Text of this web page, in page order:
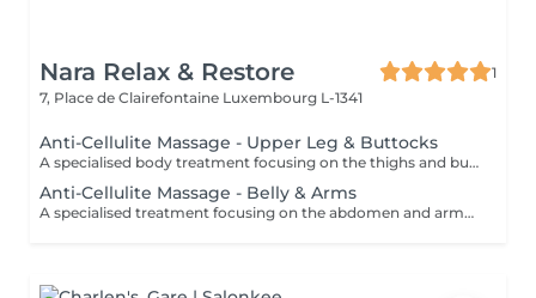
Nara Relax & Restore
1
7, Place de Clairefontaine Luxembourg L-1341
Anti-Cellulite Massage - Upper Leg & Buttocks
A specialised body treatment focusing on the thighs and buttocks using intensive massage techniques designed to stimulate circulation and work the underlying tissues. This targeted treatment helps improve skin appearance, support tissue tone, and leave the treated areas feeling smoother, firmer, and revitalised.
Anti-Cellulite Massage - Belly & Arms
A specialised treatment focusing on the abdomen and arms using targeted massage techniques designed to stimulate circulation and support the skin's natural appearance. This intensive treatment helps improve tissue tone, enhance skin texture, and leave the treated areas feeling smoother, more supple, and refreshed.